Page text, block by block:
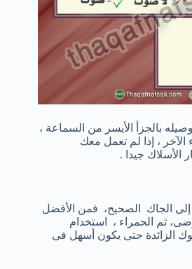
بالجزأ الأيسر من السماعة ،
الآخر ، إذا لم تعمل معك
الأسلاك جيدا .
إلى الجاك الصحيح، فمن الأفضل
ثم الحمراء ،
استخدام
الزائدة حتى يكون أسهل فى